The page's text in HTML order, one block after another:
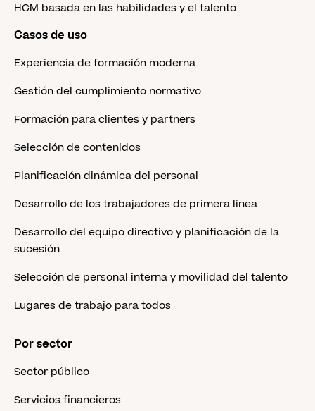
HCM basada en las habilidades y el talento
Casos de uso
Experiencia de formación moderna
Gestión del cumplimiento normativo
Formación para clientes y partners
Selección de contenidos
Planificación dinámica del personal
Desarrollo de los trabajadores de primera línea
Desarrollo del equipo directivo y planificación de la
sucesión
Selección de personal interna y movilidad del talento
Lugares de trabajo para todos
Por sector
Sector público
Servicios financieros